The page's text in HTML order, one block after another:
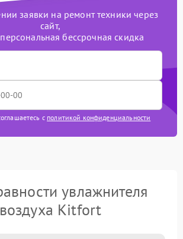
заявки на ремонт техники через
сайт,
бессрочная скидка
с политикой конфиденциальности
увлажнителя
воздуха Kitfort